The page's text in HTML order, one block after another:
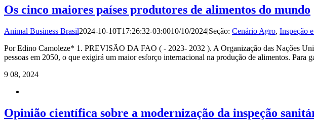
Os cinco maiores países produtores de alimentos do mundo
Animal Business Brasil2024-10-10T17:26:32-03:0010/10/2024|Seção: Cenário Agro, Inspeção
Por Edino Camoleze* 1. PREVISÃO DA FAO ( - 2023- 2032 ). A Organização das Nações
pessoas em 2050, o que exigirá um maior esforço internacional na produção de alimentos. Para
9 08, 2024
Opinião científica sobre a modernização da inspeção